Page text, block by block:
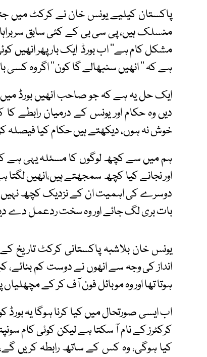
پاکستان کیلیے یونس خان نے کرکٹ میں
منسلک ہیں، پی سی بی کے کئی سابق
مشکل کام ہے‘‘ اب بورڈ ایک بار پھر انھیں
ہے کہ ’’ انھیں سنبھالے گا کون‘‘ اگر وہ
ایک حل یہ ہے کہ جو صاحب انھیں بورڈ میں
دیں وہ حکام اور یونس کے درمیان رابطے
خوش نہ ہوں، دیکھتے ہیں حکام کیا فیصلہ
ہم میں سے کچھ لوگوں کا مسئلہ یہی ہے
اور نجانے کیا کچھ سمجھتے ہیں،انھیں
دوسرے کی اہمیت ان کے نزدیک کچھ نہیں
بات بری لگ جائے اور وہ سخت ردعمل دے
یونس خان بلاشبہ پاکستانی کرکٹ تاریخ
انداز کی وجہ سے انھوں نے دوست کم بنائے،
ہوتا تھا اور وہ موبائل فون آف کر کے
اب ایسی صورتحال میں کیا کرنا ہوگا یہ بورڈ
کرکٹرز کے نام آ سکتا ہے لیکن کوئی کام
کیا ہوگی، وہ کس کے ساتھ رابطہ کریں